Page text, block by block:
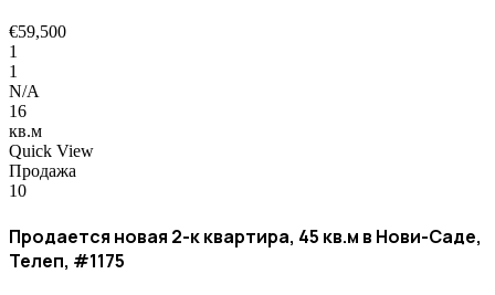
€59,500
1
1
N/A
16
кв.м
Quick View
Продажа
10
Продается новая 2-к квартира, 45 кв.м в Нови-Саде,
Телеп, #1175